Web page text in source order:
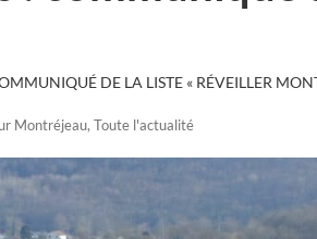
DE LA LISTE « RÉVEILLER
Montréjeau, Toute l'actualité